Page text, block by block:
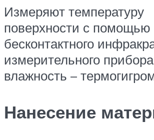
Измеряют температуру
поверхности с помощью
бесконтактного
измерительного
влажность –
Нанесение